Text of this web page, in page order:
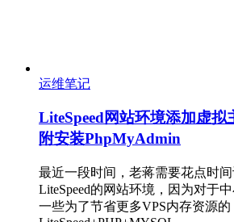
运维笔记
LiteSpeed网站环境添加虚拟
附安装PhpMyAdmin
最近一段时间，老蒋需要花点时
LiteSpeed的网站环境，因为对于
一些为了节省更多VPS内存资源的